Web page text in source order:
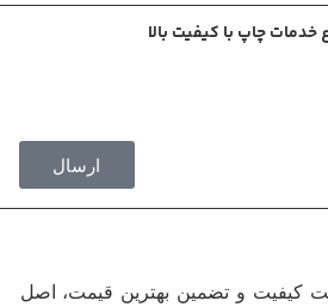
خدمات چاپ با کیفیت بالا
ارسال
کیفیت و تضمین بهترین قیمت، اصل